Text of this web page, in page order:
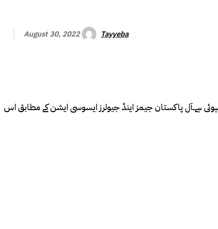
August 30, 2022 Tayyeba
کی اڑان میں کمی کے بعد ایک اور اچھی خبر آئی ہے اور وہ یہ کہ ملک میں سونے کی فی تولہ قیمت5100 روپے کم ہوئی ہے۔آل پاکستان جیمز اینڈ جیولرز ایسوسی ایشن کے مطابق اس